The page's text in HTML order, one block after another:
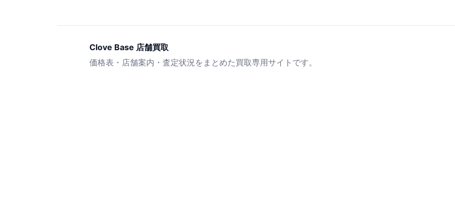
Clove Base 店舗買取
価格表・店舗案内・査定状況をまとめた買取専用サイトです。